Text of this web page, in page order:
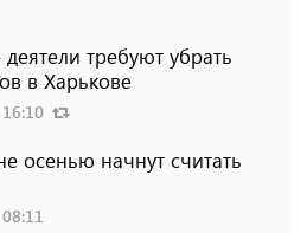
требуют убрать
в Харькове
осенью начнут считать